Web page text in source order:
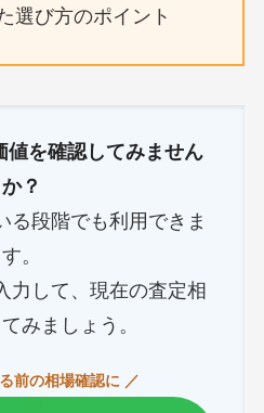
選び方のポイント
値を確認してみません
か？
る段階でも利用できま
す。
力して、現在の査定相
みましょう。
前の相場確認に ／